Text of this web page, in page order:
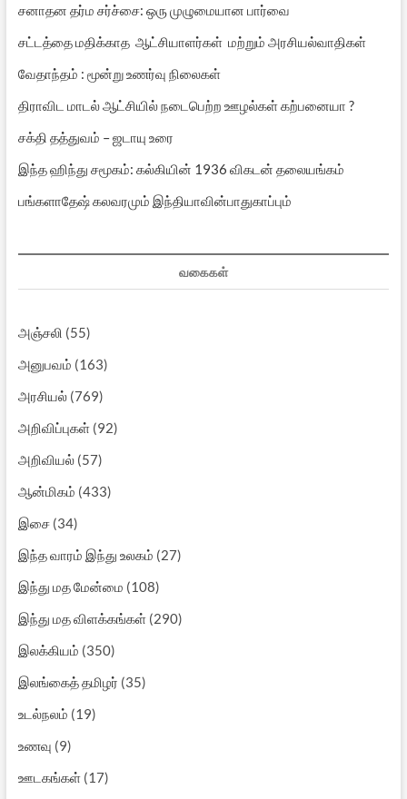
சனாதன தர்ம சர்ச்சை: ஒரு முழுமையான பார்வை
சட்டத்தை மதிக்காத ஆட்சியாளர்கள் மற்றும் அரசியல்வாதிகள்
வேதாந்தம் : மூன்று உணர்வு நிலைகள்
திராவிட மாடல் ஆட்சியில் நடைபெற்ற ஊழல்கள் கற்பனையா ?
சக்தி தத்துவம் – ஜடாயு உரை
இந்த ஹிந்து சமூகம்: கல்கியின் 1936 விகடன் தலையங்கம்
பங்களாதேஷ் கலவரமும் இந்தியாவின்பாதுகாப்பும்
வகைகள்
அஞ்சலி (55)
அனுபவம் (163)
அரசியல்(769)
அறிவிப்புகள்(92)
அறிவியல்(57)
ஆன்மிகம் (433)
இசை(34)
இந்த வாரம் இந்து உலகம் (27)
இந்து மத மேன்மை (108)
இந்து மத விளக்கங்கள்(290)
இலக்கியம் (350)
இலங்கைத் தமிழர் (35)
உடல்நலம் (19)
உணவு (9)
ஊடகங்கள்(17)